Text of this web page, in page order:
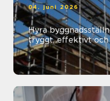
04. juni 2026
Hyra
tryggt, effektivt